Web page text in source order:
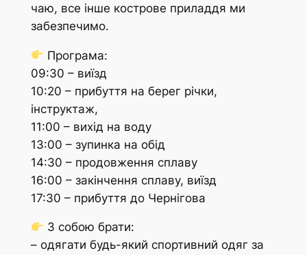
чаю, все інше кострове приладдя ми
забезпечимо.
Програма:
09:30 – виїзд
10:20 – прибуття на берег річки,
інструктаж,
11:00 – вихід на воду
13:00 – зупинка на обід
14:30 – продовження сплаву
16:00 – закінчення сплаву, виїзд
17:30 – прибуття до Чернігова
З собою брати:
– одягати будь-який спортивний одяг за